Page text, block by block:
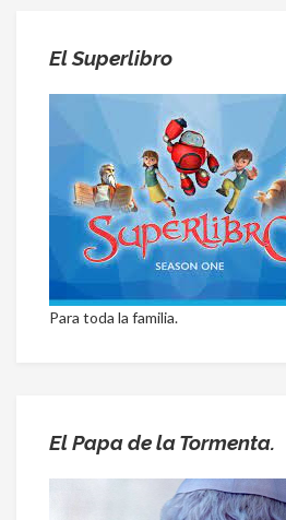
El Superlibro
Para toda la familia.
El Papa de la Tormenta.